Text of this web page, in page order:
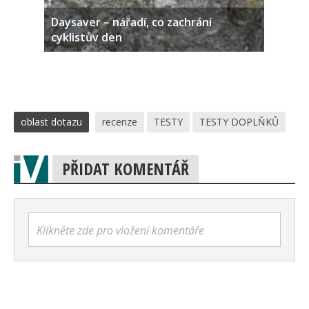
Daysaver – nářadí, co zachrání
cyklistův den
oblast dotazu recenze TESTY TESTY DOPLŇKŮ
PŘIDAT KOMENTÁŘ
Klikněte zde pro vložení komentáře